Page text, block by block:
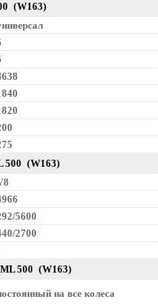
(W163)
500 (W163)
5600
2700
ML 500 (W163)
на все колеса